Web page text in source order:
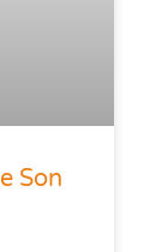
Son